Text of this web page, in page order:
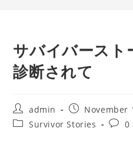
サバイバースト
診断されて
Post
author:
admin
Post
published:
November
PostSurvivor Stories
Post0